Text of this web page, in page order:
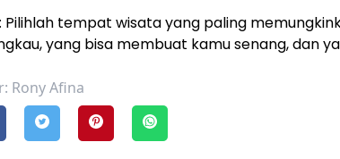
Pilihlah tempat wisata yang paling
yang bisa membuat kamu senang, dan
Rony Afina